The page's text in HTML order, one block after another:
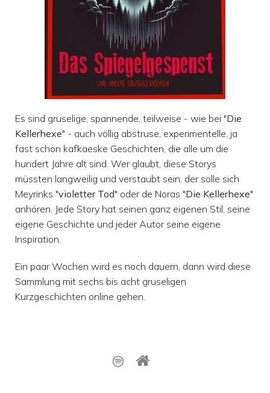
Es sind gruselige, spannende, teilweise - wie bei "Die
Kellerhexe" - auch völlig abstruse, experimentelle, ja
fast schon kafkaeske Geschichten, die alle um die
hundert Jahre alt sind. Wer glaubt, diese Storys
müssten langweilig und verstaubt sein, der solle sich
Meyrinks "violetter Tod" oder de Noras "Die Kellerhexe"
anhören. Jede Story hat seinen ganz eigenen Stil, seine
eigene Geschichte und jeder Autor seine eigene
Inspiration.
Ein paar Wochen wird es noch dauern, dann wird diese
Sammlung mit sechs bis acht gruseligen
Kurzgeschichten online gehen.